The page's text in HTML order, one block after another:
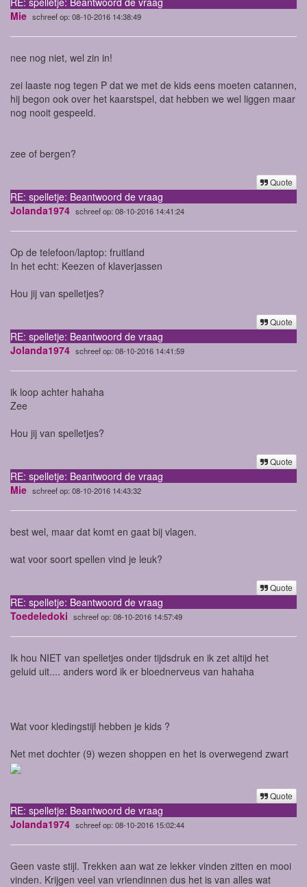
Mie schreef op: 08-10-2016 14:38:49
nee nog niet, wel zin in!
zei laaste nog tegen P dat we met de kids eens moeten catannen,
hij begon ook over het kaarstspel, dat hebben we wel liggen maar
nog nooit gespeeld.
zee of bergen?
Quote
RE: spelletje: Beantwoord de vraag
Jolanda1974 schreef op: 08-10-2016 14:41:24
Op de telefoon/laptop: fruitland
In het echt: Keezen of klaverjassen
Hou jij van spelletjes?
Quote
RE: spelletje: Beantwoord de vraag
Jolanda1974 schreef op: 08-10-2016 14:41:59
ik loop achter hahaha
Zee
Hou jij van spelletjes?
Quote
RE: spelletje: Beantwoord de vraag
Mie schreef op: 08-10-2016 14:43:32
best wel, maar dat komt en gaat bij vlagen.
wat voor soort spellen vind je leuk?
Quote
RE: spelletje: Beantwoord de vraag
Toedeledoki schreef op: 08-10-2016 14:57:49
Ik hou NIET van spelletjes onder tijdsdruk en ik zet altijd het
geluid uit.... anders word ik er bloednerveus van hahaha
Wat voor kledingstijl hebben je kids ?
Net met dochter (9) wezen shoppen en het is overwegend zwart
Quote
RE: spelletje: Beantwoord de vraag
Jolanda1974 schreef op: 08-10-2016 15:02:44
Geen vaste stijl. Trekken aan wat ze lekker vinden zitten en mooi
vinden. Krijgen veel van vriendinnen dus het is van alles wat